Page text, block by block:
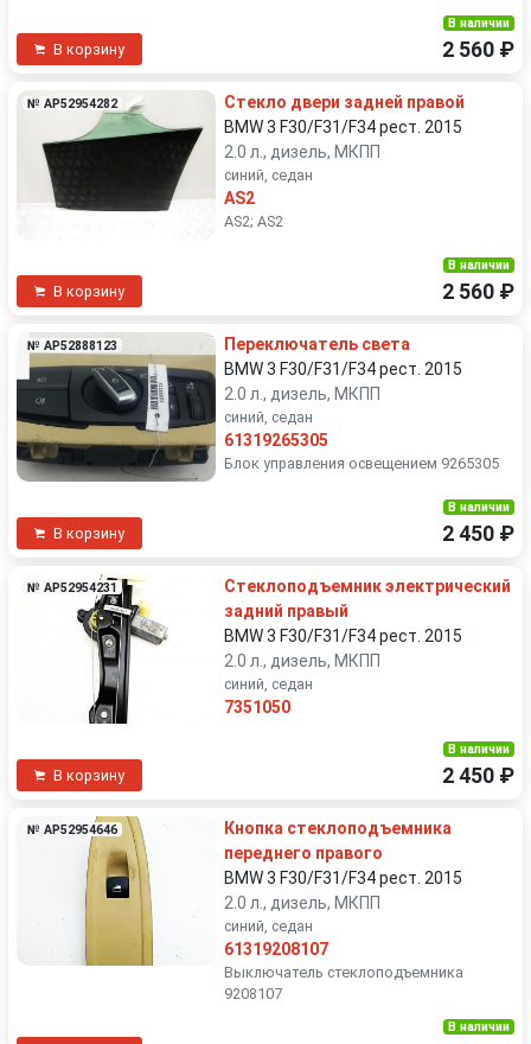
В корзину
В наличии
2 560 ₽
№ AP52954282
Стекло двери задней правой
BMW 3 F30/F31/F34 рест. 2015
2.0 л., дизель, МКПП
синий, седан
AS2
AS2; AS2
В корзину
В наличии
2 560 ₽
№ AP52888123
Переключатель света
BMW 3 F30/F31/F34 рест. 2015
2.0 л., дизель, МКПП
синий, седан
61319265305
Блок управления освещением 9265305
В корзину
В наличии
2 450 ₽
№ AP52954231
Стеклоподъемник электрический
задний правый
BMW 3 F30/F31/F34 рест. 2015
2.0 л., дизель, МКПП
синий, седан
7351050
В корзину
В наличии
2 450 ₽
№ AP52954646
Кнопка стеклоподъемника
переднего правого
BMW 3 F30/F31/F34 рест. 2015
2.0 л., дизель, МКПП
синий, седан
61319208107
Выключатель cтеклоподъемника
9208107
В наличии